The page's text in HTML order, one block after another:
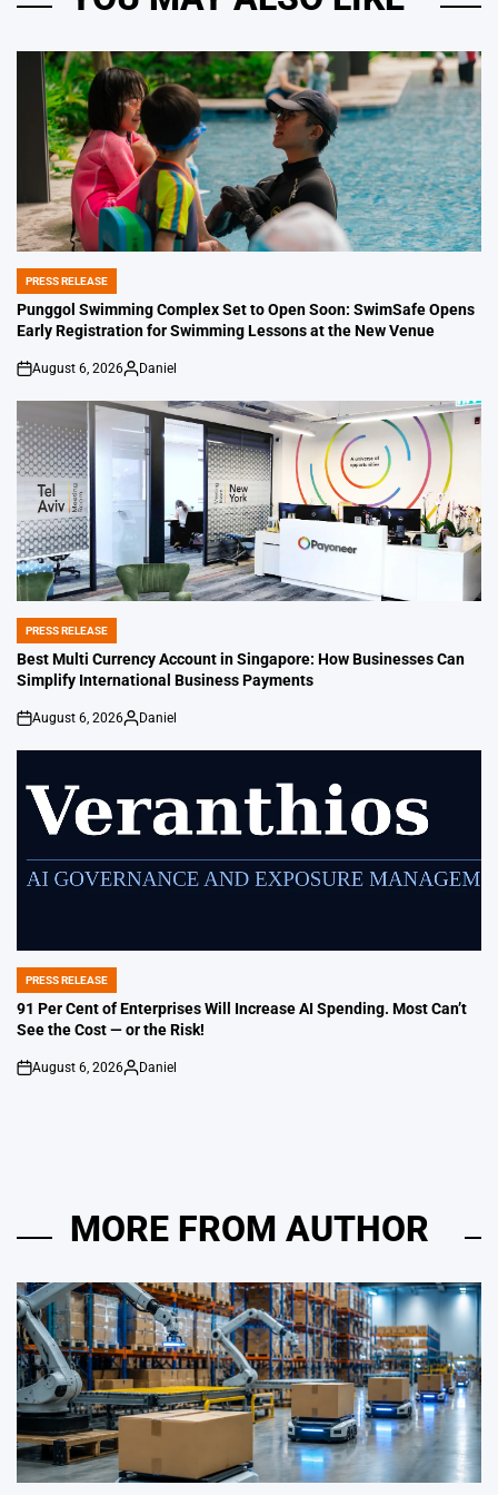
POSTED
IN
PRESS RELEASE
Punggol Swimming Complex Set to Open Soon: SwimSafe Opens
Early Registration for Swimming Lessons at the New Venue
on
August 6, 2026
Posted
Daniel
POSTED
IN
PRESS RELEASE
Best Multi Currency Account in Singapore: How Businesses Can
Simplify International Business Payments
on
August 6, 2026
Posted
Daniel
POSTED
IN
PRESS RELEASE
91 Per Cent of Enterprises Will Increase AI Spending. Most Can’t
See the Cost — or the Risk!
on
August 6, 2026
Posted
Daniel
MORE FROM AUTHOR